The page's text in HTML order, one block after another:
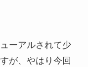
ーアルされて少
が、やはり今回